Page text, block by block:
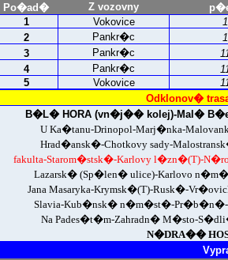
Po�ad�
Z vozovny
1
Vokovice
1
2
Pankr�c
1
3
Pankr�c
4
Pankr�c
5
Vokovice
Odklonov�
B�L� HORA (vn�j�� kolej)-Mal�
U Ka�tanu-Drinopol-Marj�nka-
Hrad�ansk�-Chotkovy sady-
fakulta-Starom�stsk�-Karlovy l�zn�(T)-
Lazarsk� (Sp�len� ulice)-Karlovo
Jana Masaryka-Krymsk�(T)-Rusk�-
Slavia-Kub�nsk� n�m�st�-Pr�b�n�-
Na Pades�t�m-Zahradn� M�sto-
N�DRA��